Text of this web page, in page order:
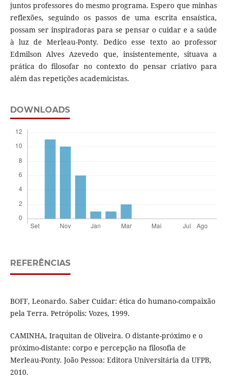
juntos professores do mesmo programa. Espero que minhas
reflexões, seguindo os passos de uma escrita ensaística,
possam ser inspiradoras para se pensar o cuidar e a saúde
à luz de Merleau-Ponty. Dedico esse texto ao professor
Edmilson Alves Azevedo que, insistentemente, situava a
prática do filosofar no contexto do pensar criativo para
além das repetições academicistas.
DOWNLOADS
REFERÊNCIAS
BOFF, Leonardo. Saber Cuidar: ética do humano-compaixão
pela Terra. Petrópolis: Vozes, 1999.
CAMINHA, Iraquitan de Oliveira. O distante-próximo e o
próximo-distante: corpo e percepção na filosofia de
Merleau-Ponty. João Pessoa: Editora Universitária da UFPB,
2010.